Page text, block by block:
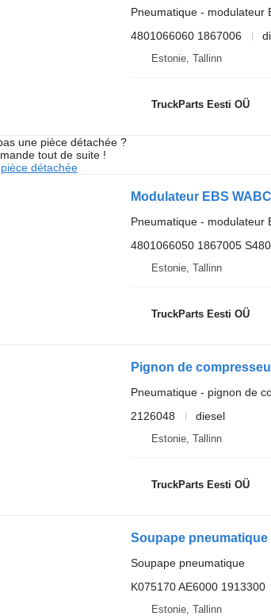
Pneumatique - modulateur
4801066060 1867006
Estonie, Tallinn
TruckParts Eesti OÜ
une pièce détachée ?
tout de suite !
détachée
Pneumatique - modulateur
4801066050 1867005
Estonie, Tallinn
TruckParts Eesti OÜ
Pneumatique - pignon de
2126048
diesel
Estonie, Tallinn
TruckParts Eesti OÜ
Soupape pneumatique
K075170 AE6000 1913300
Estonie, Tallinn